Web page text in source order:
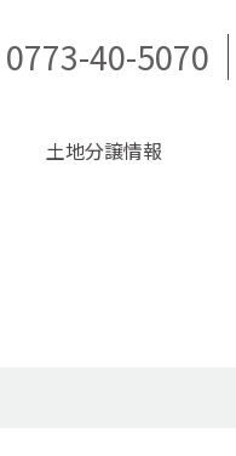
0773-40-5070
土地分譲情報